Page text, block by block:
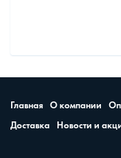
Главная О компании
Доставка
Новости и